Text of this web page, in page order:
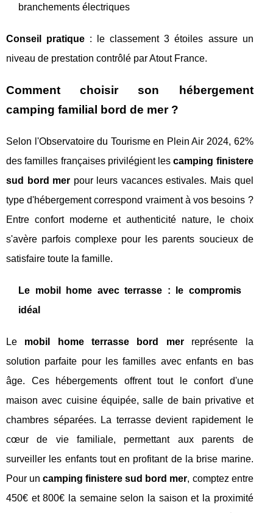
branchements électriques
Conseil pratique : le classement 3 étoiles assure un
niveau de prestation contrôlé par Atout France.
Comment choisir son hébergement
camping familial bord de mer ?
Selon l'Observatoire du Tourisme en Plein Air 2024, 62%
des familles françaises privilégient lescamping finistere
sud bord mer pour leurs vacances estivales. Mais quel
type d'hébergement correspond vraiment à vos besoins ?
Entre confort moderne et authenticité nature, le choix
s'avère parfois complexe pour les parents soucieux de
satisfaire toute la famille.
Le mobil home avec terrasse : le compromis
idéal
Le mobil home terrasse bord merreprésente la
solution parfaite pour les familles avec enfants en bas
âge. Ces hébergements offrent tout le confort d'une
maison avec cuisine équipée, salle de bain privative et
chambres séparées. La terrasse devient rapidement le
cœur de vie familiale, permettant aux parents de
surveiller les enfants tout en profitant de la brise marine.
Pour uncamping finistere sud bord mer, comptez entre
450€ et 800€ la semaine selon la saison et la proximité